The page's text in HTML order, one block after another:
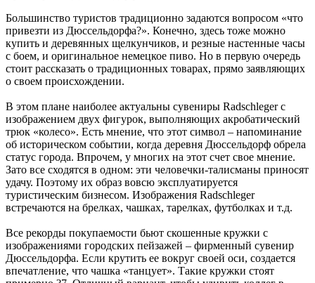
Большинство туристов традиционно задаются вопросом «что
привезти из Дюссельдорфа?». Конечно, здесь тоже можно
купить и деревянных щелкунчиков, и резные настенные часы
с боем, и оригинальное немецкое пиво. Но в первую очередь
стоит рассказать о традиционных товарах, прямо заявляющих
о своем происхождении.
В этом плане наиболее актуальны сувениры Radschleger с
изображением двух фигурок, выполняющих акробатический
трюк «колесо». Есть мнение, что этот символ – напоминание
об историческом событии, когда деревня Дюссельдорф обрела
статус города. Впрочем, у многих на этот счет свое мнение.
Зато все сходятся в одном: эти человечки-талисманы приносят
удачу. Поэтому их образ вовсю эксплуатируется
туристическим бизнесом. Изображения Radschleger
встречаются на брелках, чашках, тарелках, футболках и т.д.
Все рекорды покупаемости бьют скошенные кружки с
изображениями городских пейзажей – фирменный сувенир
Дюссельдорфа. Если крутить ее вокруг своей оси, создается
впечатление, что чашка «танцует». Такие кружки стоят